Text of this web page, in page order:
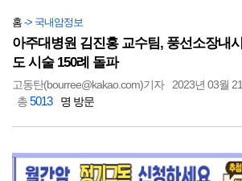
홈 -> 국내암정보
아주대병원 김진홍 교수팀, 풍선소장내
도 시술 150례 돌파
고동탄(bourree@kakao.com)기자 2023년 03월
총5013 명 방문